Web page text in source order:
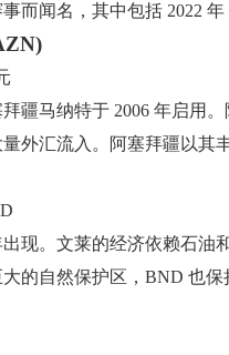
而闻名，其中包括 2022
疆马纳特于 2006 年启用
外汇流入。阿塞拜疆以其
现。文莱的经济依赖石
的自然保护区，BND 也